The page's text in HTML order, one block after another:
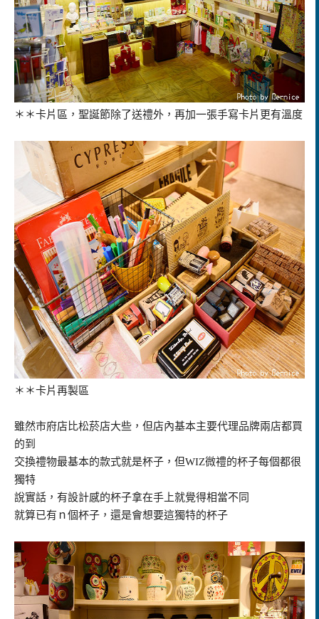
＊＊卡片區，聖誕節除了送禮外，再加一張手寫卡片更有溫度
＊＊卡片再製區
雖然市府店比松菸店大些，但店內基本主要代理品牌兩店都買
的到
交換禮物最基本的款式就是杯子，但WIZ微禮的杯子每個都很
獨特
說實話，有設計感的杯子拿在手上就覺得相當不同
就算已有ｎ個杯子，還是會想要這獨特的杯子